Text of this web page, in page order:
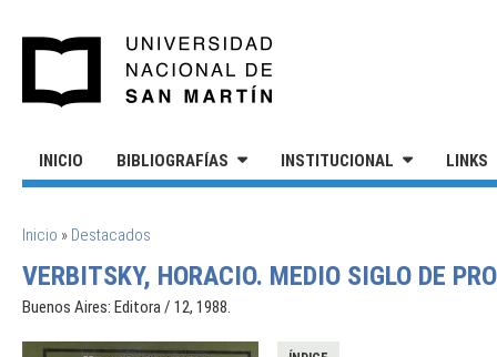
INICIO BIBLIOGRAFÍAS INSTITUCIONAL LINKS
SE ENCUENTRA USTED AQUÍ
Inicio » Destacados
VERBITSKY, HORACIO. MEDIO SIGLO DE
Buenos Aires: Editora / 12, 1988.